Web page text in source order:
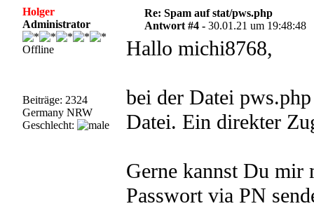
Holger
Administrator
Offline
Beiträge: 2324
Germany NRW
Geschlecht:
Re: Spam auf stat/pws.php
Antwort #4 -30.01.21 um 19:48:48
Hallo michi8768,
bei der Datei
Datei. Ein direkter
Gerne kannst Du mir
Passwort via PN